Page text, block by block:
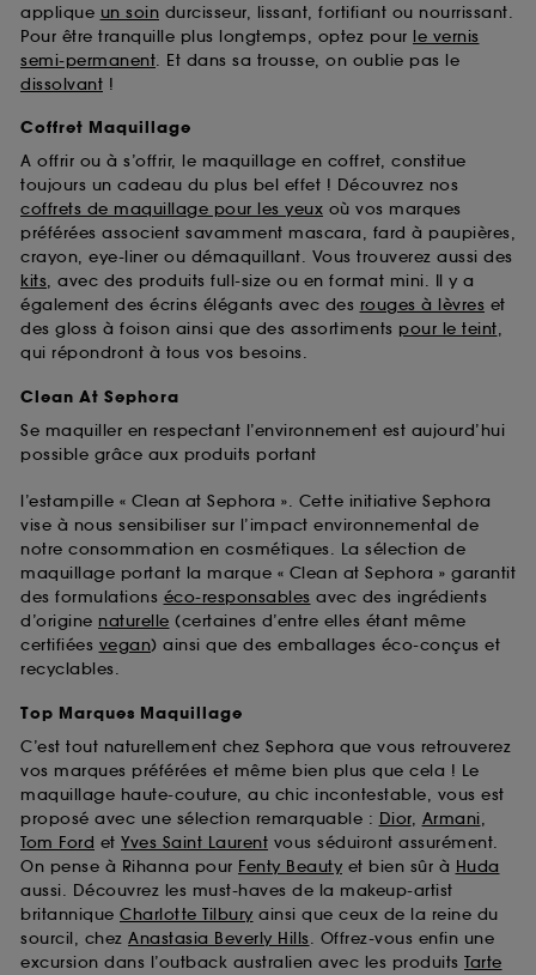
applique un soin durcisseur, lissant, fortifiant ou nourrissant.
Pour être tranquille plus longtemps, optez pour le vernis
semi-permanent. Et dans sa trousse, on oublie pas le
dissolvant !
Coffret Maquillage
A offrir ou à s’offrir, le maquillage en coffret, constitue
toujours un cadeau du plus bel effet ! Découvrez nos
coffrets de maquillage pour les yeux où vos marques
préférées associent savamment mascara, fard à paupières,
crayon, eye-liner ou démaquillant. Vous trouverez aussi des
kits, avec des produits full-size ou en format mini. Il y a
également des écrins élégants avec des rouges à lèvres et
des gloss à foison ainsi que des assortiments pour le teint,
qui répondront à tous vos besoins.
Clean At Sephora
Se maquiller en respectant l’environnement est aujourd’hui
possible grâce aux produits portant
l’estampille « Clean at Sephora ». Cette initiative Sephora
vise à nous sensibiliser sur l’impact environnemental de
notre consommation en cosmétiques. La sélection de
maquillage portant la marque « Clean at Sephora » garantit
des formulations éco-responsables avec des ingrédients
d’origine naturelle (certaines d’entre elles étant même
certifiées vegan) ainsi que des emballages éco-conçus et
recyclables.
Top Marques Maquillage
C’est tout naturellement chez Sephora que vous retrouverez
vos marques préférées et même bien plus que cela ! Le
maquillage haute-couture, au chic incontestable, vous est
proposé avec une sélection remarquable : Dior, Armani,
Tom Ford et Yves Saint Laurent vous séduiront assurément.
On pense à Rihanna pour Fenty Beauty et bien sûr à Huda
aussi. Découvrez les must-haves de la makeup-artist
britannique Charlotte Tilbury ainsi que ceux de la reine du
sourcil, chez Anastasia Beverly Hills. Offrez-vous enfin une
excursion dans l’outback australien avec les produits Tarte